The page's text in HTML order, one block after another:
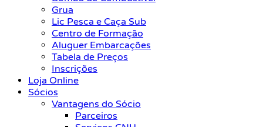
Grua
Lic Pesca e Caça Sub
Centro de Formação
Aluguer Embarcações
Tabela de Preços
Inscrições
Loja Online
Sócios
Vantagens do Sócio
Parceiros